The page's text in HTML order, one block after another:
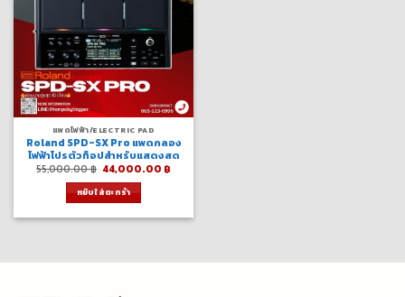
แพดไฟฟ้า/ELECTRIC PAD
Roland SPD-SX Pro แพดกลอง
ไฟฟ้าโปรตัวท็อปสำหรับแสดงสด
55,000.00฿ Original
price
was:
55,000.00 ฿.
44,000.00 ฿Current
หยิบใส่ตะกร้า